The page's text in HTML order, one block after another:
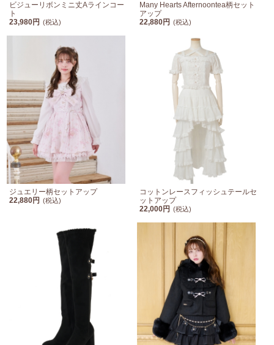
ビジューリボンミニ丈Aラインコー
ト
23,980円
(税込)
Many Hearts Afternoontea柄セット
アップ
22,880円 (税込)
ジュエリー柄セットアップ
22,880円
(税込)
コットンレースフィッシュテールセ
ットアップ
22,000円 (税込)